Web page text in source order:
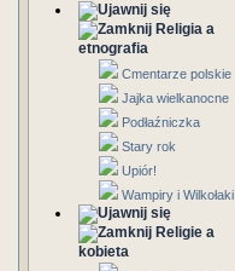
Religia a
etnografia
Cmentarze polskie
Jajka wielkanocne
Podłaźniczka
Stary rok
Upiór!
Wampiry i Wilkołaki
Religie a
kobieta